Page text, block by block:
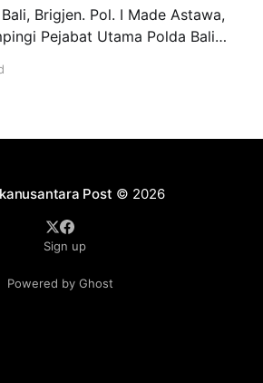
Brigjen. Pol. I Made Astawa,
Pejabat Utama Polda Bali
pada Turnamen Piala Soeratin U-
Post © 2026
Sign up
Powered by Ghost